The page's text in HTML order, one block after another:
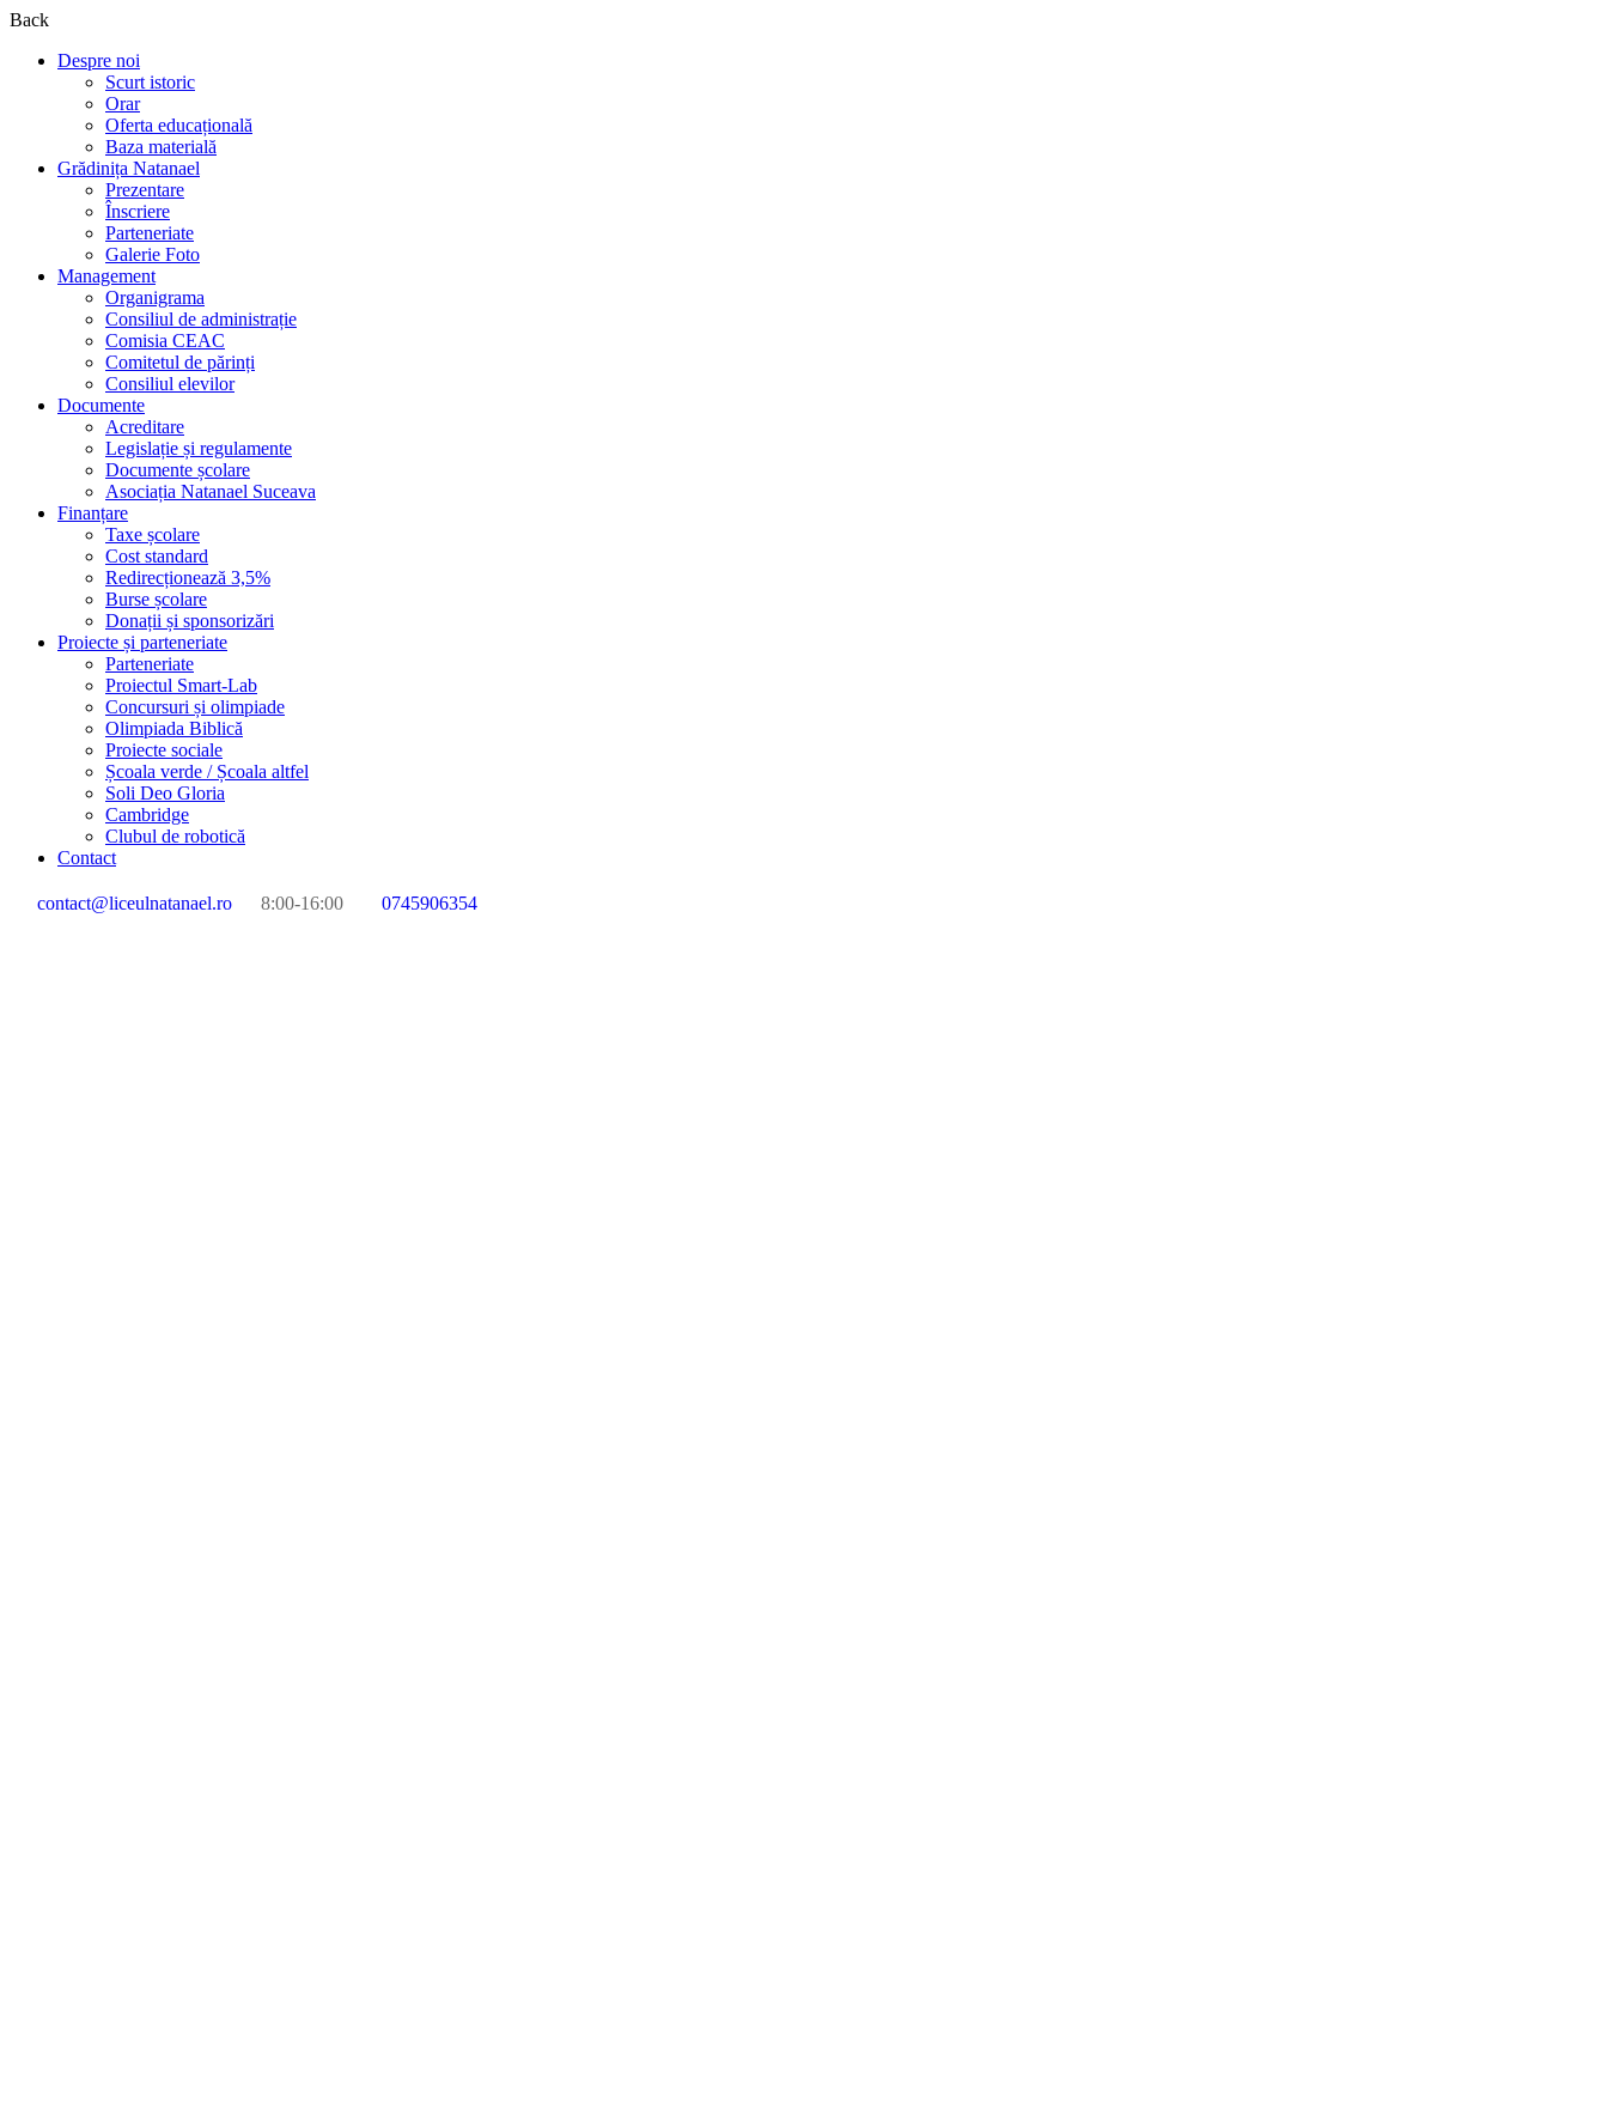
Back
Despre noi
Scurt istoric
Orar
Oferta educațională
Baza materială
Grădinița Natanael
Prezentare
Înscriere
Parteneriate
Galerie Foto
Management
Organigrama
Consiliul de administrație
Comisia CEAC
Comitetul de părinți
Consiliul elevilor
Documente
Acreditare
Legislație și regulamente
Documente școlare
Asociația Natanael Suceava
Finanțare
Taxe școlare
Cost standard
Redirecționează 3,5%
Burse școlare
Donații și sponsorizări
Proiecte și parteneriate
Parteneriate
Proiectul Smart-Lab
Concursuri și olimpiade
Olimpiada Biblică
Proiecte sociale
Școala verde / Școala altfel
Soli Deo Gloria
Cambridge
Clubul de robotică
Contact
contact@liceulnatanael.ro 8:00-16:00 0745906354